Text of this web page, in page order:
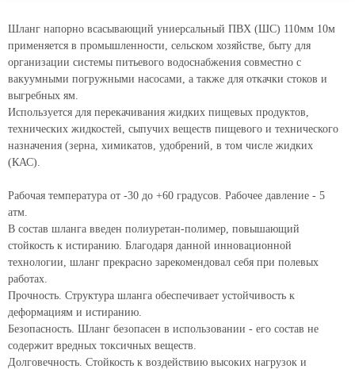
Шланг напорно всасывающий униерсальный ПВХ (ШС) 110мм 10м
применяется в промышленности, сельском хозяйстве, быту для
организации системы питьевого водоснабжения совместно с
вакуумными погружными насосами, а также для откачки стоков и
выгребных ям.
Используется для перекачивания жидких пищевых продуктов,
технических жидкостей, сыпучих веществ пищевого и технического
назначения (зерна, химикатов, удобрений, в том числе жидких
(КАС).
Рабочая температура от -30 до +60 градусов. Рабочее давление - 5
атм.
В состав шланга введен полиуретан-полимер, повышающий
стойкость к истиранию. Благодаря данной инновационной
технологии, шланг прекрасно зарекомендовал себя при полевых
работах.
Прочность. Структура шланга обеспечивает устойчивость к
деформациям и истиранию.
Безопасность. Шланг безопасен в использовании - его состав не
содержит вредных токсичных веществ.
Долговечность. Стойкость к воздействию высоких нагрузок и